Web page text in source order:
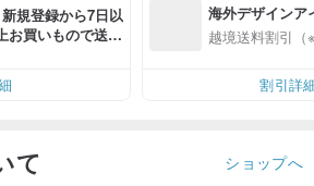
新規登録から7日以
お買いもので送料
海外デザインア
入
越境送料割引（
割引詳
て ショップへ